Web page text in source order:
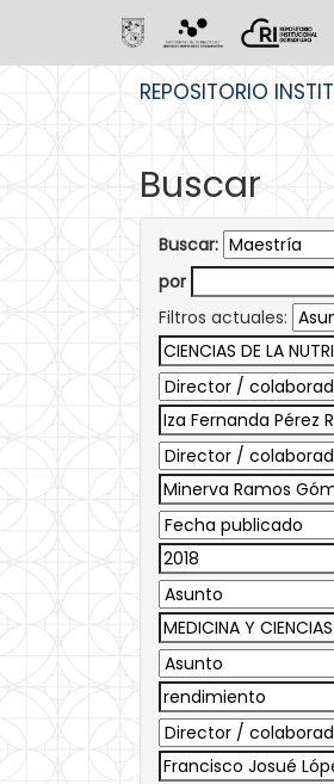
REPOSITORIO
Buscar
Buscar:
por
Filtros actuales: